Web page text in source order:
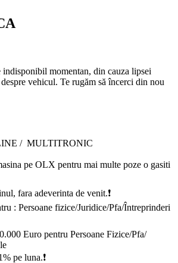
momentan, din cauza lipsei
vehicul. Te rugăm să încerci din nou
/ MULTITRONIC
pe OLX pentru mai multe poze o gasiti
fara adeverinta de venit.❗️
: Persoane fizice/Juridice/Pfa/Întreprinderi
Euro pentru Persoane Fizice/Pfa/
pe luna.❗️